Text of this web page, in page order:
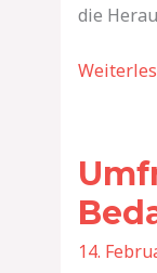
die
14.
und